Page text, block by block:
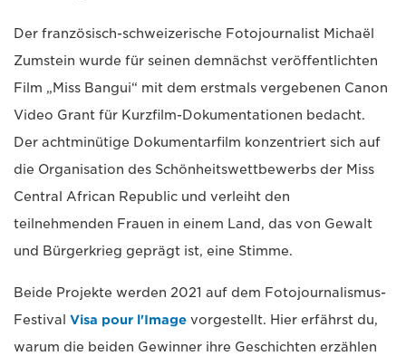
Der französisch-schweizerische Fotojournalist Michaël
Zumstein wurde für seinen demnächst veröffentlichten
Film „Miss Bangui“ mit dem erstmals vergebenen Canon
Video Grant für Kurzfilm-Dokumentationen bedacht.
Der achtminütige Dokumentarfilm konzentriert sich auf
die Organisation des Schönheitswettbewerbs der Miss
Central African Republic und verleiht den
teilnehmenden Frauen in einem Land, das von Gewalt
und Bürgerkrieg geprägt ist, eine Stimme.
Beide Projekte werden 2021 auf dem Fotojournalismus-
Festival Visa pour l'Image vorgestellt. Hier erfährst du,
warum die beiden Gewinner ihre Geschichten erzählen